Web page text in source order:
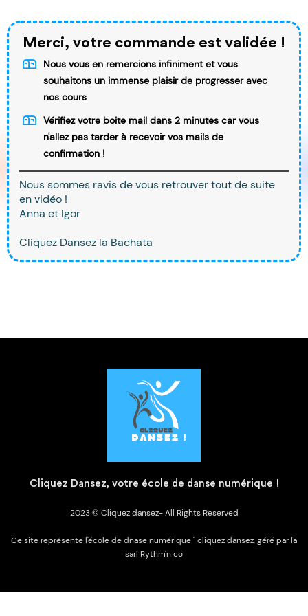
Merci, votre commande est validée !
Nous vous en remercions infiniment et vous
souhaitons un immense plaisir de progresser avec
nos cours
Vérifiez votre boite mail dans 2 minutes car vous
n'allez pas tarder à recevoir vos mails de
confirmation !
Nous sommes ravis de vous retrouver tout de suite
en vidéo !
Anna et Igor
Cliquez Dansez la Bachata
C liquez Dansez, votre école de danse numérique !
2023 © Cliquez dansez- All Rights Reserved
Ce site représente l'école de dnase numérique " cliquez dansez, géré par la
sarl Rythm'n co